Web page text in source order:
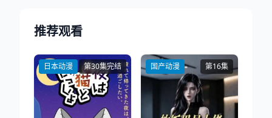
第45集
第49集 第50集 第51集 第52集
推荐观看
日本动漫 第30集完结 国产动漫 第16集